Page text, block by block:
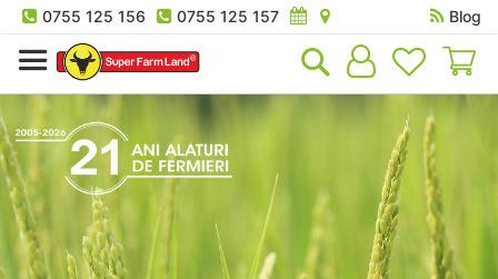
0755 125 156 0755 125 157
Blog